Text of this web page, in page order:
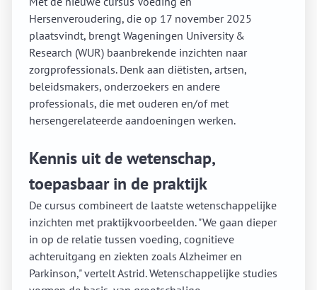
Hersenveroudering, die op 17 november 2025
plaatsvindt, brengt Wageningen University &
Research (WUR) baanbrekende inzichten naar
zorgprofessionals. Denk aan diëtisten, artsen,
beleidsmakers, onderzoekers en andere
professionals, die met ouderen en/of met
hersengerelateerde aandoeningen werken.
Kennis uit de wetenschap,
toepasbaar in de praktijk
De cursus combineert de laatste wetenschappelijke
inzichten met praktijkvoorbeelden. "We gaan dieper
in op de relatie tussen voeding, cognitieve
achteruitgang en ziekten zoals Alzheimer en
Parkinson," vertelt Astrid. Wetenschappelijke studies